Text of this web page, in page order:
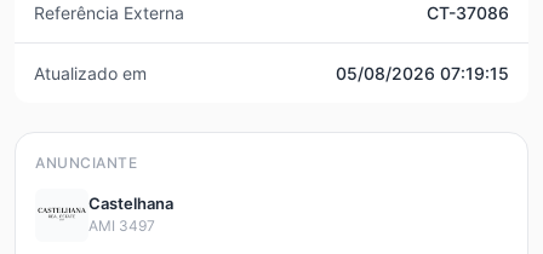
Referência Externa CT-37086
Atualizado em 05/08/2026 07:19:15
ANUNCIANTE
Castelhana
AMI 3497